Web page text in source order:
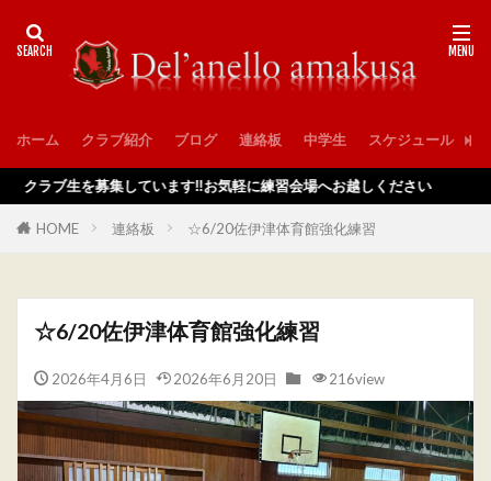
ホーム クラブ紹介 ブログ 連絡板 中学生 スケジュール
ブ生を募集しています‼️お気軽に練習会場へお越しください
HOME 連絡板 ☆6/20佐伊津体育館強化練習
☆6/20佐伊津体育館強化練習
2026年4月6日 2026年6月20日 216view